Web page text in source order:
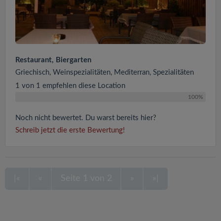
Restaurant, Biergarten
Griechisch, Weinspezialitäten, Mediterran, Spezialitäten
1 von 1 empfehlen diese Location
100%
Noch nicht bewertet. Du warst bereits hier?
Schreib jetzt die erste Bewertung!